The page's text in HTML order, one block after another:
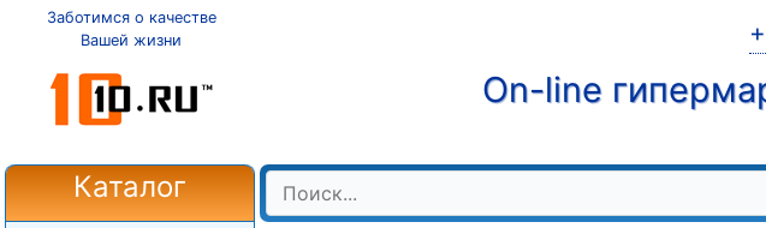
Заботимся о качестве
Вашей жизни
On-line
Каталог